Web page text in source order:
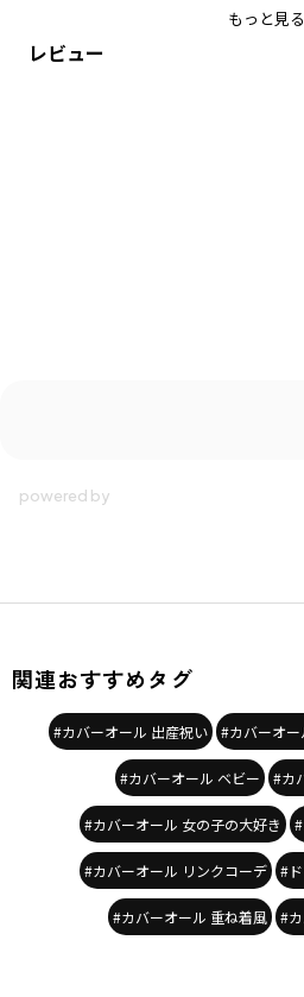
レビュー
・お色はインナーが無地のピンクと、イン
もっと見る
関連おすすめタグ
#カバーオール 出産祝い #カバーオ
#カバーオール ベビー #カ
#カバーオール 女の子の大好き
#カバーオール リンクコーデ #
#カバーオール 重ね着風 #